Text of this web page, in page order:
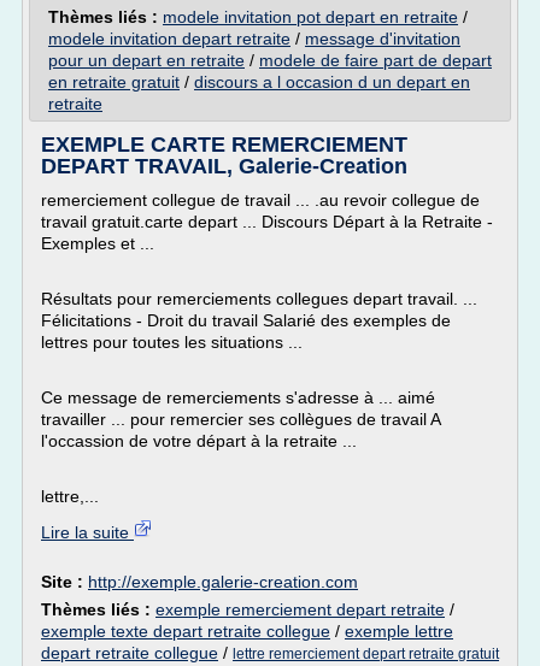
Thèmes liés : modele invitation pot depart en retraite /
modele invitation depart retraite / message d'invitation
pour un depart en retraite / modele de faire part de depart
en retraite gratuit / discours a l occasion d un depart en
retraite
EXEMPLE CARTE REMERCIEMENT
DEPART TRAVAIL, Galerie-Creation
remerciement collegue de travail ... .au revoir collegue de
travail gratuit.carte depart ... Discours Départ à la Retraite -
Exemples et ...
Résultats pour remerciements collegues depart travail. ...
Félicitations - Droit du travail Salarié des exemples de
lettres pour toutes les situations ...
Ce message de remerciements s'adresse à ... aimé
travailler ... pour remercier ses collègues de travail A
l'occassion de votre départ à la retraite ...
lettre,...
Lire la suite
Site : http://exemple.galerie-creation.com
Thèmes liés : exemple remerciement depart retraite /
exemple texte depart retraite collegue / exemple lettre
depart retraite collegue / lettre remerciement depart retraite gratuit